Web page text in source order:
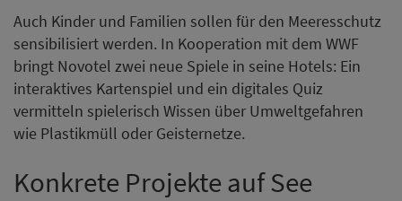
Auch Kinder und Familien sollen für den Meeresschutz
sensibilisiert werden. In Kooperation mit dem WWF
bringt Novotel zwei neue Spiele in seine Hotels: Ein
interaktives Kartenspiel und ein digitales Quiz
vermitteln spielerisch Wissen über Umweltgefahren
wie Plastikmüll oder Geisternetze.
Konkrete Projekte auf See